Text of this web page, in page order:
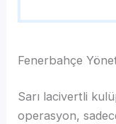
Fenerbahçe
Sarı lacivertli
operasyon,